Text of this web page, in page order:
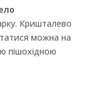
Кришталево
можна на
пішохідною